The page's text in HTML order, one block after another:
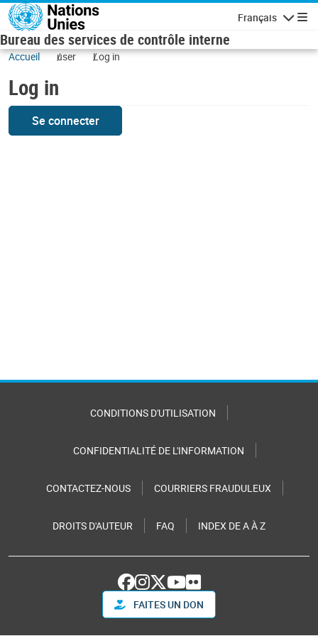
Skip to main content
Français
Bureau des services de contrôle interne
Accueil user Log in
Log in
Se connecter
CONDITIONS D'UTILISATION
CONFIDENTIALITÉ DE L'INFORMATION
CONTACTEZ-NOUS COURRIERS FRAUDULEUX
DROITS D'AUTEUR FAQ INDEX DE A À Z
FAITES UN DON